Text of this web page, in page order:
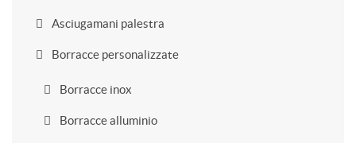
Asciugamani palestra
Borracce personalizzate
Borracce inox
Borracce alluminio